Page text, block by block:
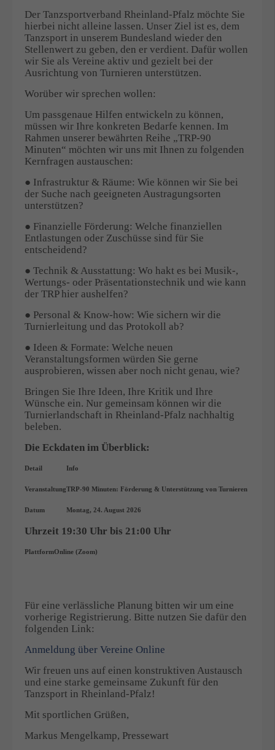
Der Tanzsportverband Rheinland-Pfalz möchte Sie
hierbei nicht alleine lassen. Unser Ziel ist es, dem
Tanzsport in unserem Bundesland wieder den
Stellenwert zu geben, den er verdient. Dafür wollen
wir Sie als Vereine aktiv und gezielt bei der
Ausrichtung von Turnieren unterstützen.
Worüber wir sprechen wollen:
Um passgenaue Hilfen entwickeln zu können,
müssen wir Ihre konkreten Bedarfe kennen. Im
Rahmen unserer bewährten Reihe „TRP-90
Minuten“ möchten wir uns mit Ihnen zu folgenden
Kernfragen austauschen:
● Infrastruktur & Räume: Wie können wir Sie bei
der Suche nach geeigneten Austragungsorten
unterstützen?
● Finanzielle Förderung: Welche finanziellen
Entlastungen oder Zuschüsse sind für Sie
entscheidend?
● Technik & Ausstattung: Wo hakt es bei Musik-,
Wertungs- oder Präsentationstechnik und wie kann
der TRP hier aushelfen?
● Personal & Know-how: Wie sichern wir die
Turnierleitung und das Protokoll ab?
● Ideen & Formate: Welche neuen
Veranstaltungsformen würden Sie gerne
ausprobieren, wissen aber noch nicht genau, wie?
Bringen Sie Ihre Ideen, Ihre Kritik und Ihre
Wünsche ein. Nur gemeinsam können wir die
Turnierlandschaft in Rheinland-Pfalz nachhaltig
beleben.
Die Eckdaten im Überblick:
Detail
Veranstaltung
Info
TRP-90 Minuten: Förderung & Unterstützung von Turnieren
Datum Montag, 24. August 2026
Uhrzeit 19:30 Uhr bis 21:00 Uhr
PlattformOnline (Zoom)
Für eine verlässliche Planung bitten wir um eine
vorherige Registrierung. Bitte nutzen Sie dafür den
folgenden Link:
Anmeldung über Vereine Online
Wir freuen uns auf einen konstruktiven Austausch
und eine starke gemeinsame Zukunft für den
Tanzsport in Rheinland-Pfalz!
Mit sportlichen Grüßen,
Markus Mengelkamp, Pressewart